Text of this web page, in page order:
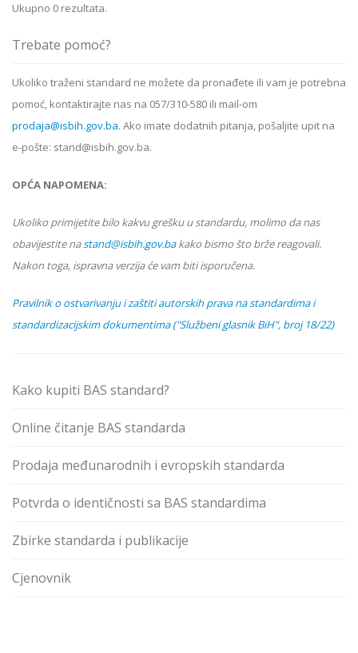
Ukupno 0 rezultata.
Trebate pomoć?
Ukoliko traženi standard ne možete da pronađete ili vam je potrebna
pomoć, kontaktirajte nas na 057/310-580 ili mail-om
prodaja@isbih.gov.ba. Ako imate dodatnih pitanja, pošaljite upit na
e-pošte: stand@isbih.gov.ba.
OPĆA NAPOMENA:
Ukoliko primijetite bilo kakvu grešku u standardu, molimo da nas
obavijestite nastand@isbih.gov.bakako bismo što brže reagovali.
Nakon toga, ispravna verzija će vam biti isporučena.
Pravilnik o ostvarivanju i zaštiti autorskih prava na standardima i
standardizacijskim dokumentima ("Službeni glasnik BiH", broj 18/22)
Kako kupiti BAS standard?
Online čitanje BAS standarda
Prodaja međunarodnih i evropskih standarda
Potvrda o identičnosti sa BAS standardima
Zbirke standarda i publikacije
Cjenovnik